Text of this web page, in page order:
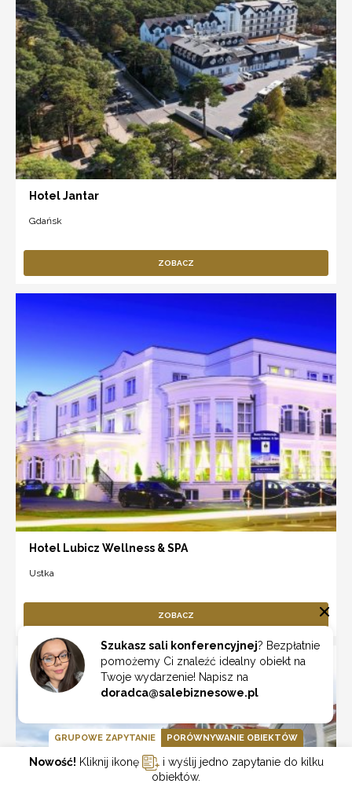
Hotel Jantar
Gdańsk
ZOBACZ
Hotel Lubicz Wellness & SPA
Ustka
ZOBACZ
Szukasz sali konferencyjnej? Bezpłatnie
pomożemy Ci znaleźć idealny obiekt na
Twoje wydarzenie! Napisz na
doradca@salebiznesowe.pl
GRUPOWE ZAPYTANIE PORÓWNYWANIE OBIEKTÓW
Nowość! Kliknij ikonę
i wyślij jedno zapytanie do kilku
obiektów.